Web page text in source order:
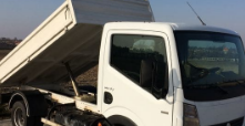
Parfait pour évacuer les
gravats de mon chantier.
Service rapide et efficace.
recommande sans
hésitation.